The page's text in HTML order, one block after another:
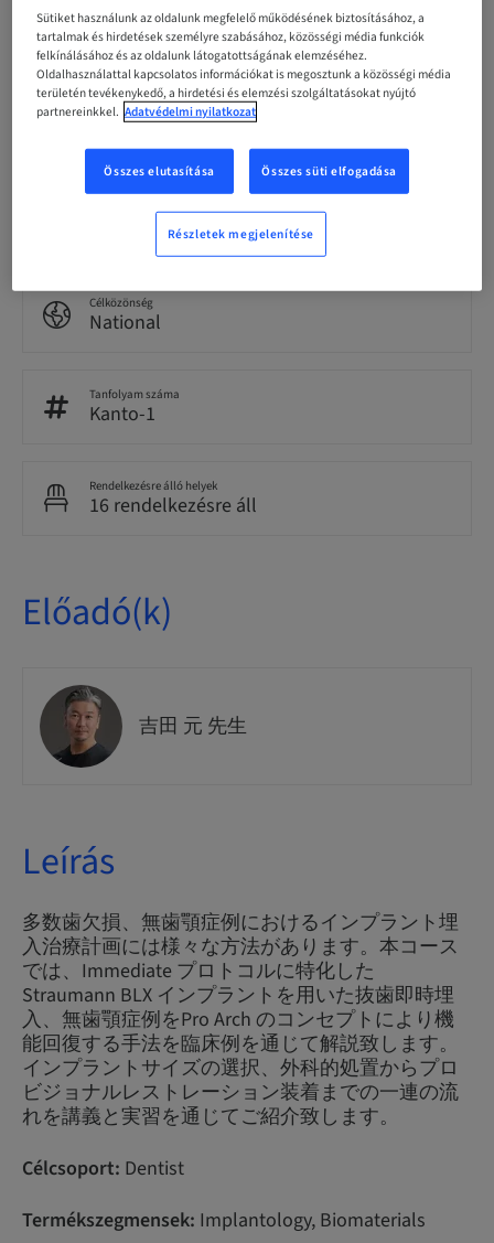
Résztvevőnkénti ár (helyi adók vannak érvényben)
JPY 80000.00
Nyelv
0.00 Pontok
Célközönség
National
Tanfolyam száma
Kanto-1
Rendelkezésre álló helyek
16 rendelkezésre áll
Előadó(k)
吉田 元 先生
Leírás
多数歯欠損、無歯顎症例におけるインプラント埋
入治療計画には様々な方法があります。本コース
では、Immediate プロトコルに特化した
Straumann BLX インプラントを用いた抜歯即時埋
入、無歯顎症例をPro Arch のコンセプトにより機
能回復する手法を臨床例を通じて解説致します。
インプラントサイズの選択、外科的処置からプロ
ビジョナルレストレーション装着までの一連の流
れを講義と実習を通じてご紹介致します。
Célcsoport: Dentist
Termékszegmensek: Implantology, Biomaterials
Sütiket használunk az oldalunk megfelelő működésének biztosításához, a
tartalmak és hirdetések személyre szabásához, közösségi média funkciók
felkínálásához és az oldalunk látogatottságának elemzéséhez.
Oldalhasználattal kapcsolatos információkat is megosztunk a közösségi média
területén tevékenykedő, a hirdetési és elemzési szolgáltatásokat nyújtó
partnereinkkel. Adatvédelmi nyilatkozat
Összes elutasítása Összes süti elfogadása
Részletek megjelenítése